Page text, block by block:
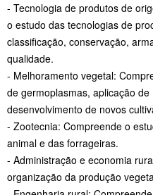
- Tecnologia de produtos de
o estudo das tecnologias de
classificação, conservação,
qualidade.
- Melhoramento vegetal:
de germoplasmas, aplicação
desenvolvimento de novos
- Zootecnia: Compreende o
animal e das forrageiras.
- Administração e economia
organização da produção